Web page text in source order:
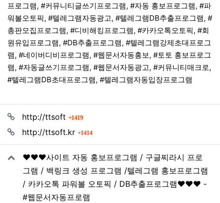
프로그램, #커뮤니티글쓰기프로그램, #자동 홍보프로그램, #파
워볼오토픽, #텔레그램자동광고, #텔레그램DB추출프로그램, #
총판모집프로그램, #디비해킹프로그램, #카카오톡오토픽, #회
원유입프로그램, #DB추출프로그램, #텔레그램강제초대프로그
램, #네이버디비프로그램, #웹문서자동홍보, #토토 홍보프로그
램, #자동글쓰기프로그램, #웹문서자동광고, #커뮤니티매크로,
#텔레그램DB초대프로그램, #텔레그램자동입장프로그램
http://ttsoft 1419회 연결
http://ttsoft.kr
1414회 연결
❤️❤️❤️사이트 자동 홍보프로그램 / 구글찌라시 프로
그램 / 백링크 생성 프로그램 /텔레그램 홍보프로그램
/ 카카오톡 파워볼 오토픽 / DB추출프로그램❤️❤️❤️ -
#웹문서자동프로램